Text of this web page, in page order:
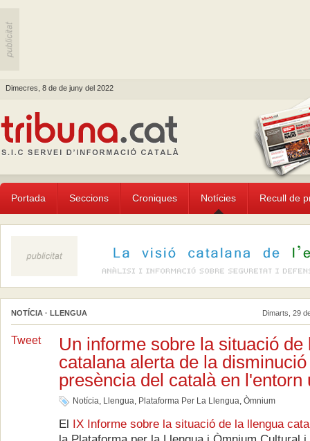
Dimecres, 8 de de juny del 2022
Portada Seccions Croniques Notícies Recull de
Dimarts, 29
NOTÍCIA · LLENGUA
Tweet
Un informe sobre la situació de
catalana alerta de la
presència del català en l'entorn
Notícia, Llengua, Plataforma Per La Llengua, Òmnium
El IX Informe sobre la situació de la llengua